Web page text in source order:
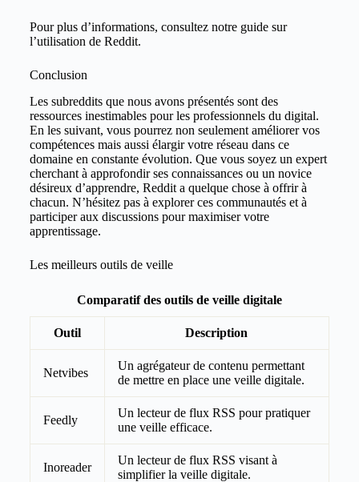
Pour plus d’informations, consultez notre guide sur
l’utilisation de Reddit.
Conclusion
Les subreddits que nous avons présentés sont des
ressources inestimables pour les professionnels du digital.
En les suivant, vous pourrez non seulement améliorer vos
compétences mais aussi élargir votre réseau dans ce
domaine en constante évolution. Que vous soyez un expert
cherchant à approfondir ses connaissances ou un novice
désireux d’apprendre, Reddit a quelque chose à offrir à
chacun. N’hésitez pas à explorer ces communautés et à
participer aux discussions pour maximiser votre
apprentissage.
Les meilleurs outils de veille
Comparatif des outils de veille digitale
Outil Description
Netvibes
Un agrégateur de contenu permettant
de mettre en place une veille digitale.
Feedly
Un lecteur de flux RSS pour pratiquer
une veille efficace.
Inoreader
Un lecteur de flux RSS visant à
simplifier la veille digitale.